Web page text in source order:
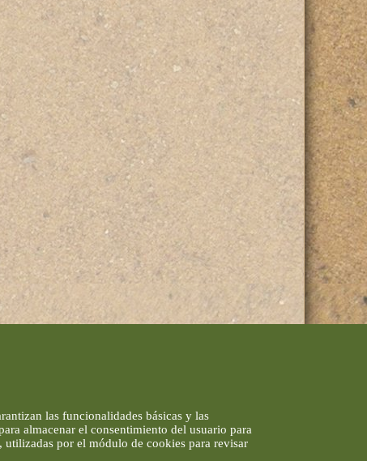
las funcionalidades básicas y las
almacenar el consentimiento del usuario para
por el módulo de cookies para revisar